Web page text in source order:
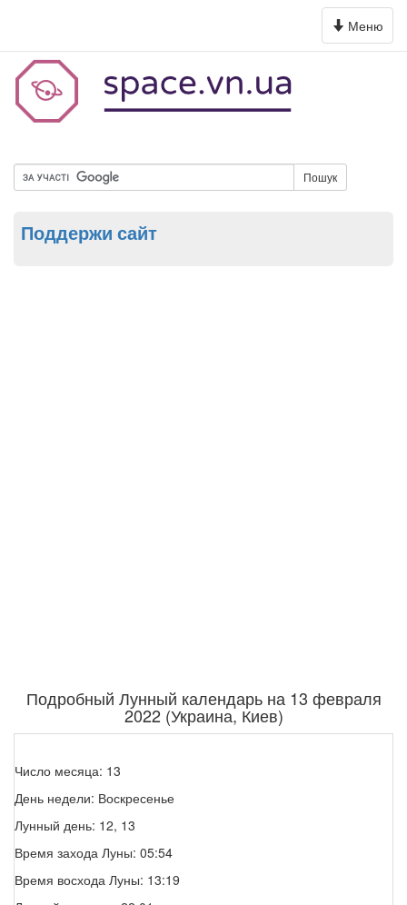
Toggle
navigation
Меню
Пошук
Поддержи сайт
Подробный Лунный календарь на 13 февраля
2022 (Украина, Киев)
Число месяца: 13
День недели: Воскресенье
Лунный день: 12, 13
Время захода Луны: 05:54
Время восхода Луны: 13:19